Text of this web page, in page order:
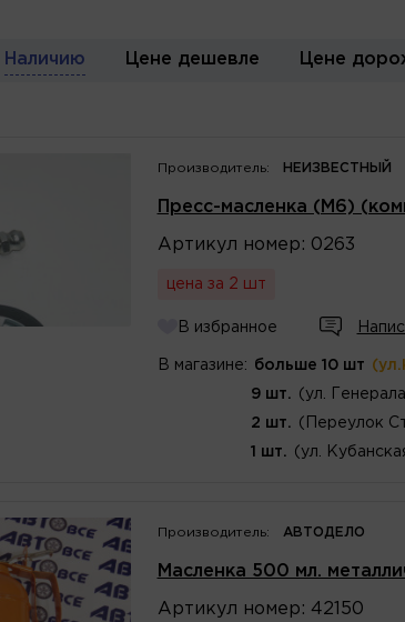
Наличию Цене дешевле Цене
Производитель: НЕИЗВЕСТНЫЙ
Пресс-масленка (М6)
Артикул номер : 0263
цена за 2 шт
В избранное
В магазине: больше 10 шт
9 шт. (ул.
2 шт. (Переулок
1 шт. (ул.
Производитель: АВТОДЕЛО
Масленка 500 мл.
Артикул номер : 42150